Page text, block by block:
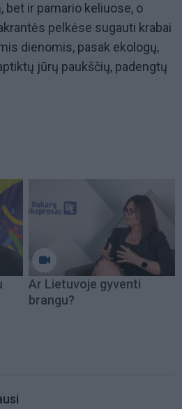
bet ir pamario keliuose, o
pelkėse sugauti krabai
dienomis, pasak ekologų,
jūrų paukščių, padengtų
Ar Lietuvoje gyventi
brangu?